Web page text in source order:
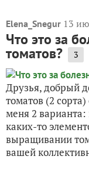
Elena_Snegur 13
Что это за
томатов? 3
Друзья, добрый
томатов (2
меня 2 варианта:
каких-то
выращивании
вашей